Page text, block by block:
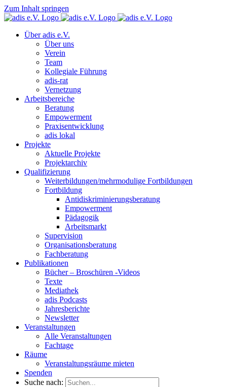
Zum Inhalt springen
Über adis e.V.
Über uns
Verein
Team
Kollegiale Führung
adis-rat
Vernetzung
Arbeitsbereiche
Beratung
Empowerment
Praxisentwicklung
adis lokal
Projekte
Aktuelle Projekte
Projektarchiv
Qualifizierung
Weiterbildungen/mehrmodulige Fortbildungen
Fortbildung
Antidiskriminierungsberatung
Empowerment
Pädagogik
Arbeitsmarkt
Supervision
Organisationsberatung
Fachberatung
Publikationen
Bücher – Broschüren -Videos
Texte
Mediathek
adis Podcasts
Jahresberichte
Newsletter
Veranstaltungen
Alle Veranstaltungen
Fachtage
Räume
Veranstaltungsräume mieten
Spenden
Suche nach: